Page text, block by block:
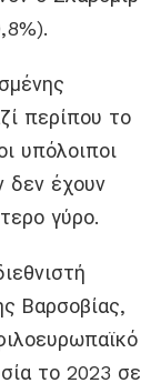
περίπου το
υπόλοιποι
δεν έχουν
γύρο.
Βαρσοβίας,
το 2023 σε